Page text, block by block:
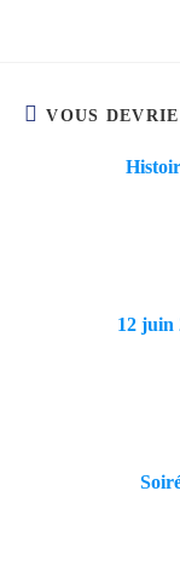
VOUS
12 juin